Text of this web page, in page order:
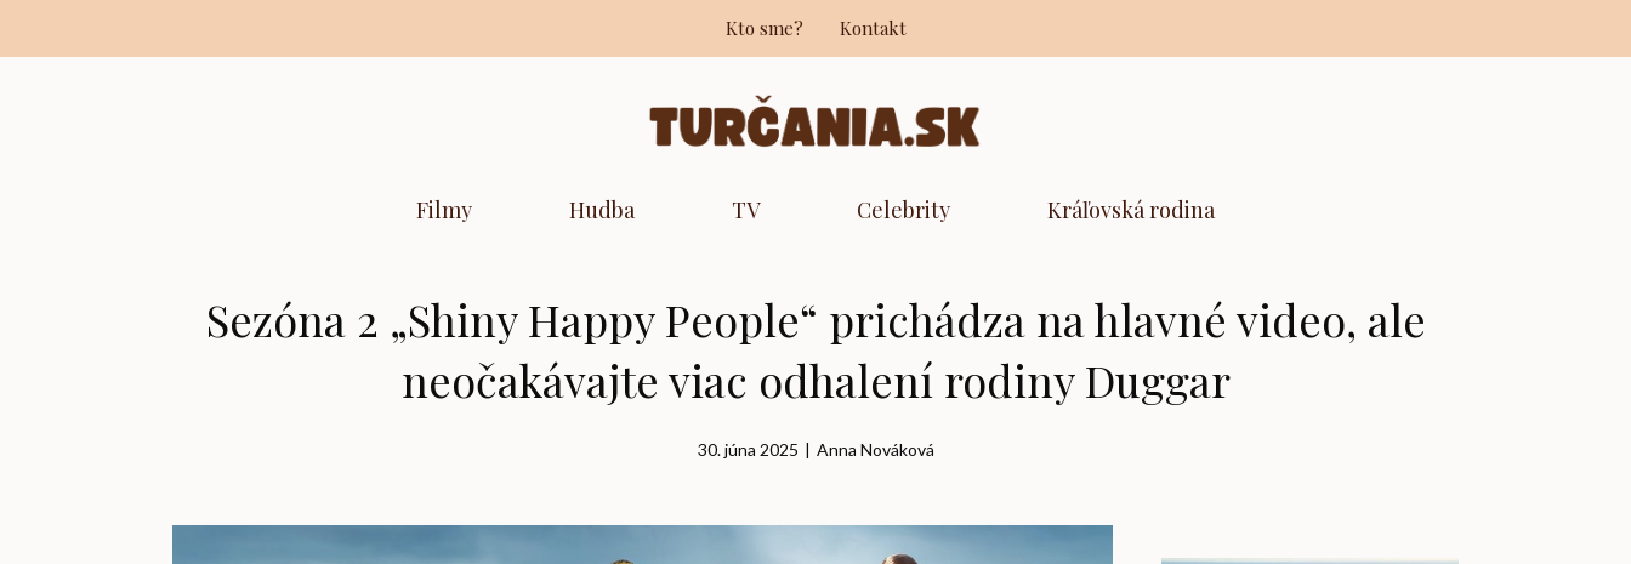
na
Kto sme? Kontakt
Filmy Hudba TV Celebrity Kráľovská rodina
Sezóna 2 „Shiny Happy People“ prichádza na hlavné video, ale
neočakávajte viac odhalení rodiny Duggar
30. júna 2025 | Anna Nováková